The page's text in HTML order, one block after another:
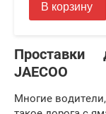
В корзину
Проставки
JAECOO
Многие